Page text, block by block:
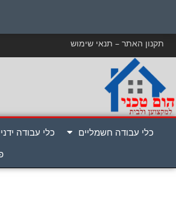
תקנון האתר – תנאי שימוש
כלי עבודה חשמליים כלי עבודה